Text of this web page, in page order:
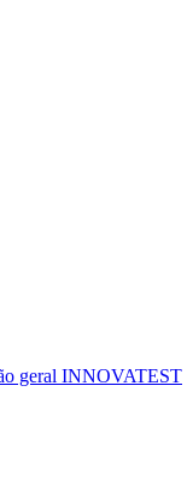
geral INNOVATEST